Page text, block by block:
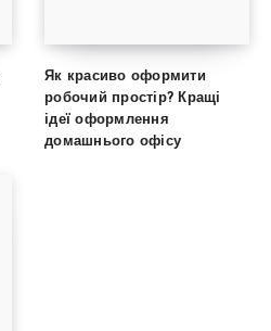
Як красиво оформити
робочий простір? Кращі
ідеї оформлення
домашнього офісу